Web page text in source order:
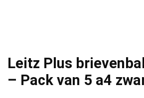
Leitz Plus
– Pack van 5 a4